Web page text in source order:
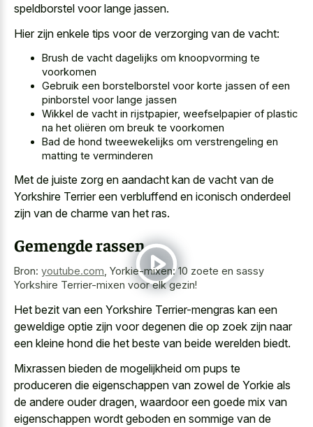
speldborstel voor lange jassen.
Hier zijn enkele tips voor de verzorging van de vacht:
Brush de vacht dagelijks om knoopvorming te
voorkomen
Gebruik een borstelborstel voor korte jassen of een
pinborstel voor lange jassen
Wikkel de vacht in rijstpapier, weefselpapier of plastic
na het oliëren om breuk te voorkomen
Bad de hond tweewekelijks om verstrengeling en
matting te verminderen
Met de juiste zorg en aandacht kan de vacht van de
Yorkshire Terrier een verbluffend en iconisch onderdeel
zijn van de charme van het ras.
Gemengde rassen
Bron: youtube.com, Yorkie-mixen: 10 zoete en sassy
Yorkshire Terrier-mixen voor elk gezin!
Het bezit van een Yorkshire Terrier-mengras kan een
geweldige optie zijn voor degenen die op zoek zijn naar
een kleine hond die het beste van beide werelden biedt.
Mixrassen bieden de mogelijkheid om pups te
produceren die eigenschappen van zowel de Yorkie als
de andere ouder dragen, waardoor een goede mix van
eigenschappen wordt geboden en sommige van de